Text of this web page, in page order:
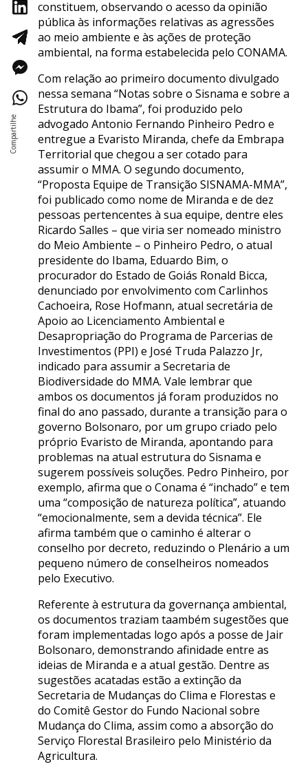
constituem, observando o acesso da opinião
pública às informações relativas as agressões
ao meio ambiente e às ações de proteção
ambiental, na forma estabelecida pelo CONAMA.
Com relação ao primeiro documento divulgado
nessa semana “Notas sobre o Sisnama e sobre a
Estrutura do Ibama”, foi produzido pelo
advogado Antonio Fernando Pinheiro Pedro e
entregue a Evaristo Miranda, chefe da Embrapa
Territorial que chegou a ser cotado para
assumir o MMA. O segundo documento,
“Proposta Equipe de Transição SISNAMA-MMA”,
foi publicado como nome de Miranda e de dez
pessoas pertencentes à sua equipe, dentre eles
Ricardo Salles – que viria ser nomeado ministro
do Meio Ambiente – o Pinheiro Pedro, o atual
presidente do Ibama, Eduardo Bim, o
procurador do Estado de Goiás Ronald Bicca,
denunciado por envolvimento com Carlinhos
Cachoeira, Rose Hofmann, atual secretária de
Apoio ao Licenciamento Ambiental e
Desapropriação do Programa de Parcerias de
Investimentos (PPI) e José Truda Palazzo Jr,
indicado para assumir a Secretaria de
Biodiversidade do MMA. Vale lembrar que
ambos os documentos já foram produzidos no
final do ano passado, durante a transição para o
governo Bolsonaro, por um grupo criado pelo
próprio Evaristo de Miranda, apontando para
problemas na atual estrutura do Sisnama e
sugerem possíveis soluções. Pedro Pinheiro, por
exemplo, afirma que o Conama é “inchado” e tem
uma “composição de natureza política”, atuando
“emocionalmente, sem a devida técnica”. Ele
afirma também que o caminho é alterar o
conselho por decreto, reduzindo o Plenário a um
pequeno número de conselheiros nomeados
pelo Executivo.
Referente à estrutura da governança ambiental,
os documentos traziam taambém sugestões que
foram implementadas logo após a posse de Jair
Bolsonaro, demonstrando afinidade entre as
ideias de Miranda e a atual gestão. Dentre as
sugestões acatadas estão a extinção da
Secretaria de Mudanças do Clima e Florestas e
do Comitê Gestor do Fundo Nacional sobre
Mudança do Clima, assim como a absorção do
Serviço Florestal Brasileiro pelo Ministério da
Agricultura.